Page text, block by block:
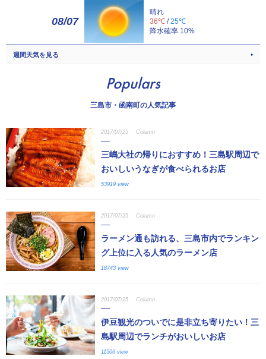
08/07
晴れ
36℃ /25℃
降水確率 10%
週間天気を見る
Populars
三島市・函南町の人気記事
2017/07/25 Column
三嶋大社の帰りにおすすめ！三島駅周辺で
おいしいうなぎが食べられるお店
53919 view
2017/07/25 Column
ラーメン通も訪れる、三島市内でランキン
グ上位に入る人気のラーメン店
18743 view
2017/07/25 Column
伊豆観光のついでに是非立ち寄りたい！三
島駅周辺でランチがおいしいお店
11506 view